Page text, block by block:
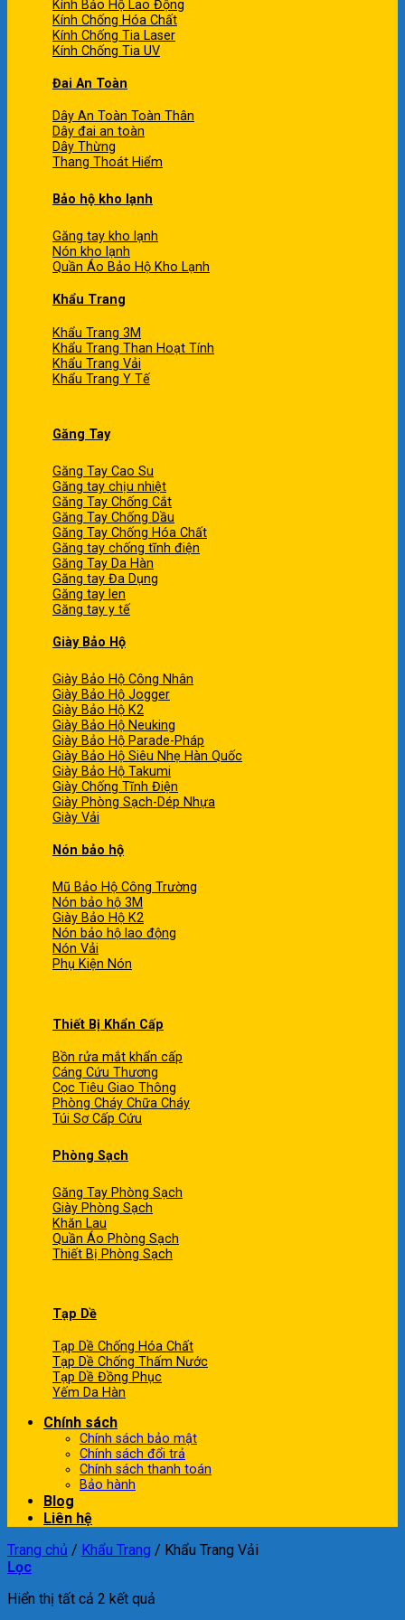
Kính Bảo Hộ Lao Động
Kính Chống Hóa Chất
Kính Chống Tia Laser
Kính Chống Tia UV
Đai An Toàn
Dây An Toàn Toàn Thân
Dây đai an toàn
Dây Thừng
Thang Thoát Hiểm
Bảo hộ kho lạnh
Găng tay kho lạnh
Nón kho lạnh
Quần Áo Bảo Hộ Kho Lạnh
Khẩu Trang
Khẩu Trang 3M
Khẩu Trang Than Hoạt Tính
Khẩu Trang Vải
Khẩu Trang Y Tế
Găng Tay
Găng Tay Cao Su
Găng tay chịu nhiệt
Găng Tay Chống Cắt
Găng Tay Chống Dầu
Găng Tay Chống Hóa Chất
Găng tay chống tĩnh điện
Găng Tay Da Hàn
Găng tay Đa Dụng
Găng tay len
Găng tay y tế
Giày Bảo Hộ
Giày Bảo Hộ Công Nhân
Giày Bảo Hộ Jogger
Giày Bảo Hộ K2
Giày Bảo Hộ Neuking
Giày Bảo Hộ Parade-Pháp
Giày Bảo Hộ Siêu Nhẹ Hàn Quốc
Giày Bảo Hộ Takumi
Giày Chống Tĩnh Điện
Giày Phòng Sạch-Dép Nhựa
Giày Vải
Nón bảo hộ
Mũ Bảo Hộ Công Trường
Nón bảo hộ 3M
Giày Bảo Hộ K2
Nón bảo hộ lao động
Nón Vải
Phụ Kiện Nón
Thiết Bị Khẩn Cấp
Bồn rửa mắt khẩn cấp
Cáng Cứu Thương
Cọc Tiêu Giao Thông
Phòng Cháy Chữa Cháy
Túi Sơ Cấp Cứu
Phòng Sạch
Găng Tay Phòng Sạch
Giày Phòng Sạch
Khăn Lau
Quần Áo Phòng Sạch
Thiết Bị Phòng Sạch
Tạp Dề
Tạp Dề Chống Hóa Chất
Tạp Dề Chống Thấm Nước
Tạp Dề Đồng Phục
Yếm Da Hàn
Chính sách
Chính sách bảo mật
Chính sách đổi trả
Chính sách thanh toán
Bảo hành
Blog
Liên hệ
Trang chủ / Khẩu Trang / Khẩu Trang Vải
Lọc
Hiển thị tất cả 2 kết quả